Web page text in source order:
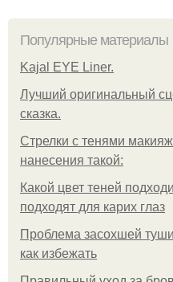
Популярные материалы
Kajal EYE Liner.
Лучший оригинальный
сказка.
Стрелки с тенями
нанесения такой:
Какой цвет теней
подходят для карих глаз
Проблема засохшей
как избежать